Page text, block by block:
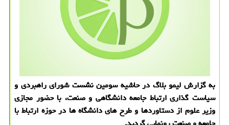
به گزارش لیمو بلاگ در حاشیه سومین نشست شورای راهبردی و
سیاست گذاری ارتباط جامعه دانشگاهی و صنعت، با حضور مجازی
وزیر علوم از دستاوردها و طرح های دانشگاه ها در حوزه ارتباط با